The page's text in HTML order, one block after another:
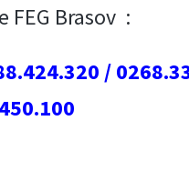
FEG Brasov :
/